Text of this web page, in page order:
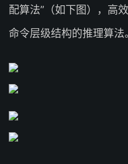
配算法”（如下图），高
命令层级结构的推理算法